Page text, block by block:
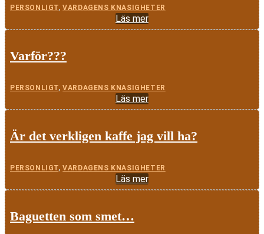
PERSONLIGT,VARDAGENS KNASIGHETER
Läs mer
Varför???
PERSONLIGT,VARDAGENS KNASIGHETER
Läs mer
Är det verkligen kaffe jag vill ha?
PERSONLIGT,VARDAGENS KNASIGHETER
Läs mer
Baguetten som smet…